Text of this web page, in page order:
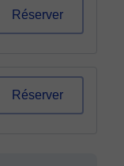
Réserver
Réserver